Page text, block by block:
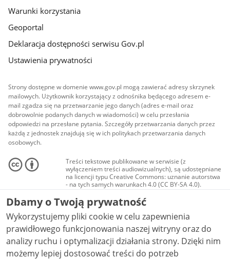
Warunki korzystania
Geoportal
Deklaracja dostępności serwisu Gov.pl
Ustawienia prywatności
Strony dostępne w domenie www.gov.pl mogą zawierać adresy skrzynek
mailowych. Użytkownik korzystający z odnośnika będącego adresem e-
mail zgadza się na przetwarzanie jego danych (adres e-mail oraz
dobrowolnie podanych danych w wiadomości) w celu przesłania
odpowiedzi na przesłane pytania. Szczegóły przetwarzania danych przez
każdą z jednostek znajdują się w ich politykach przetwarzania danych
osobowych.
Treści tekstowe publikowane w serwisie (z
wyłączeniem treści audiowizualnych), są udostępniane
na licencji typu Creative Commons: uznanie autorstwa
- na tych samych warunkach 4.0 (CC BY-SA 4.0).
Materiały audiowizualne, w tym zdjęcia, materiały
audio i wideo, są udostępniane na licencji typu
Creative Commons: uznanie autorstwa użycie
niekomercyjne - bez utworów zależnych 4.0 (CC BY-
NC-ND 4.0), o ile nie jest to stwierdzone inaczej.
Dbamy o Twoją prywatność
Wykorzystujemy pliki cookie w celu zapewnienia
prawidłowego funkcjonowania naszej witryny oraz do
analizy ruchu i optymalizacji działania strony. Dzięki nim
możemy lepiej dostosować treści do potrzeb